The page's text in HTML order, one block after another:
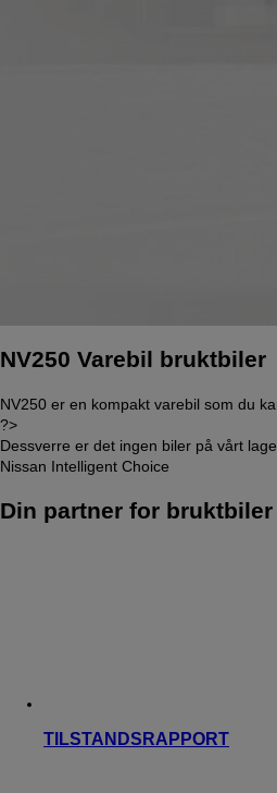
NV250 Varebil bruktbiler
NV250 er en kompakt varebil som du
?>
Dessverre er det ingen biler på vårt
Nissan Intelligent Choice
Din partner for bruktbiler
TILSTANDSRAPPORT